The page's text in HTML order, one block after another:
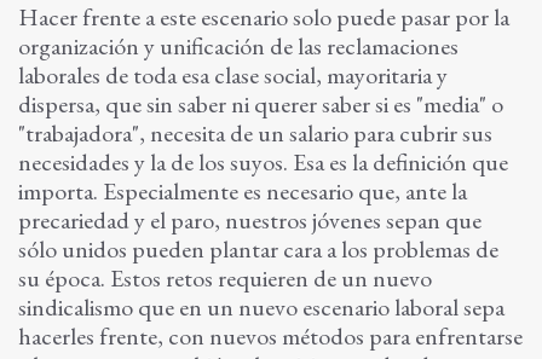
Hacer frente a este escenario solo puede pasar por la
organización y unificación de las reclamaciones
laborales de toda esa clase social, mayoritaria y
dispersa, que sin saber ni querer saber si es "media" o
"trabajadora", necesita de un salario para cubrir sus
necesidades y la de los suyos. Esa es la definición que
importa. Especialmente es necesario que, ante la
precariedad y el paro, nuestros jóvenes sepan que
sólo unidos pueden plantar cara a los problemas de
su época. Estos retos requieren de un nuevo
sindicalismo que en un nuevo escenario laboral sepa
hacerles frente, con nuevos métodos para enfrentarse